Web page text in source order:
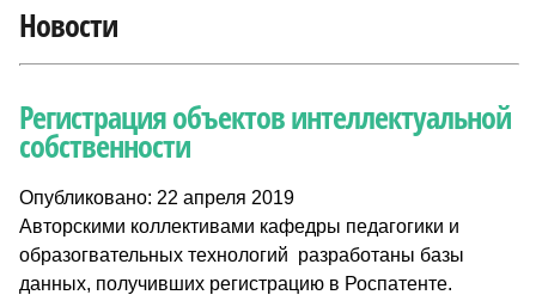
Новости
Регистрация объектов интеллектуальной
собственности
Опубликовано: 22 апреля 2019
Авторскими коллективами кафедры педагогики и
образогвательных технологий разработаны базы
данных, получивших регистрацию в Роспатенте.